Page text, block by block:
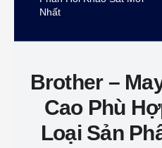
Nhất
Brother –
Cao Phù
Loại Sản